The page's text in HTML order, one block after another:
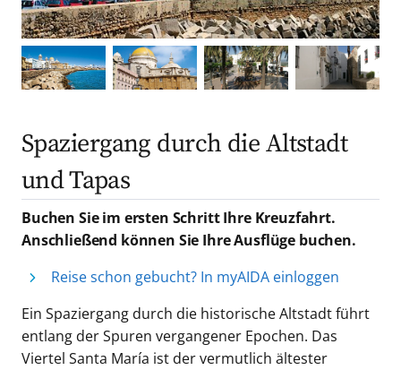
Spaziergang durch die Altstadt
und Tapas
Buchen Sie im ersten Schritt Ihre Kreuzfahrt.
Anschließend können Sie Ihre Ausflüge buchen.
Reise schon gebucht? In myAIDA einloggen
Ein Spaziergang durch die historische Altstadt führt
entlang der Spuren vergangener Epochen. Das
Viertel Santa María ist der vermutlich ältester